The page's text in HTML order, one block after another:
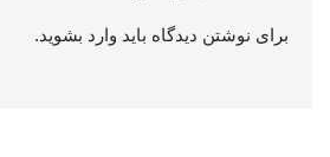
برای نوشتن دیدگاه باید وارد بشوید.